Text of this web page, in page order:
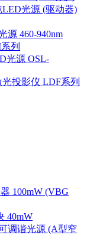
光源 (驱动器)
源 460-940nm
列
光源 OSL-
投影仪 LDF系列
100mW (VBG
40mW
调谐光源 (A型窄